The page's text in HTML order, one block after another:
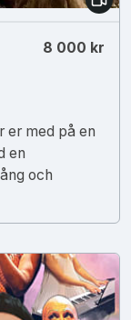
8 000 kr
er med på en
en
och